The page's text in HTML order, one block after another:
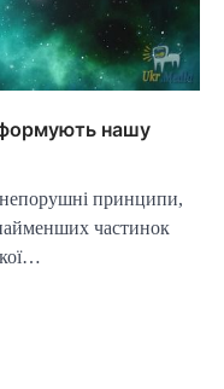
формують нашу
принципи,
частинок